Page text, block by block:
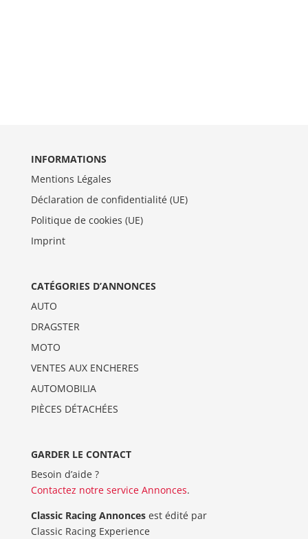
INFORMATIONS
Mentions Légales
Déclaration de confidentialité (UE)
Politique de cookies (UE)
Imprint
CATÉGORIES D’ANNONCES
AUTO
DRAGSTER
MOTO
VENTES AUX ENCHERES
AUTOMOBILIA
PIÈCES DÉTACHÉES
GARDER LE CONTACT
Besoin d’aide ?
Contactez notre service Annonces.
Classic Racing Annoncesest édité par
Classic Racing Experience